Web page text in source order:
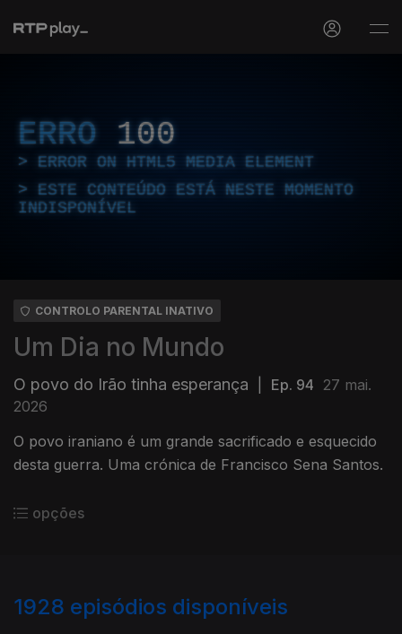
ERRO 100
ERROR ON HTML5 MEDIA ELEMENT
ESTE CONTEÚDO ESTÁ NESTE MOMENTO
INDISPONÍVEL
CONTROLO PARENTAL INATIVO
Um Dia no Mundo
O povo do Irão tinha esperança Ep. 94 27 mai.
2026
O povo iraniano é um grande sacrificado e esquecido
desta guerra. Uma crónica de Francisco Sena Santos.
opções
1928 episódios disponíveis